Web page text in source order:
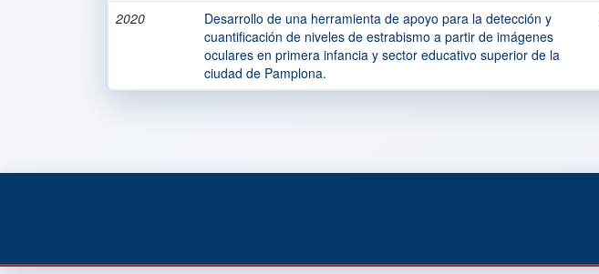
2020
Desarrollo de una herramienta de apoyo para la detección y
cuantificación de niveles de estrabismo a partir de imágenes
oculares en primera infancia y sector educativo superior de la
ciudad de Pamplona.